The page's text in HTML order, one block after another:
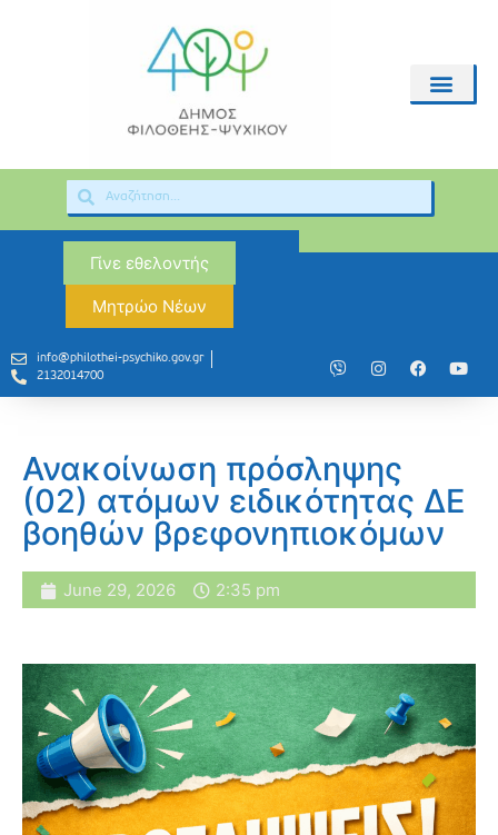
Γίνε εθελοντής
Μητρώο Νέων
info@philothei-psychiko.gov.gr
2132014700
Ανακοίνωση πρόσληψης
(02) ατόμων ειδικότητας ΔΕ
βοηθών βρεφονηπιοκόμων
June 29, 2026 2:35 pm